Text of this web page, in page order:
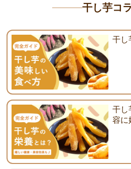
干し芋コ
干し
干し
容に